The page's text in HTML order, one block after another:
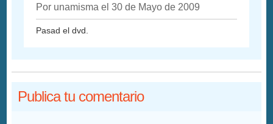
Por unamisma el 30 de Mayo de 2009
Pasad el dvd.
Publica tu comentario